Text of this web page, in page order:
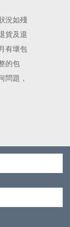
況如殘
貨及退
有壞包
的包
問題，